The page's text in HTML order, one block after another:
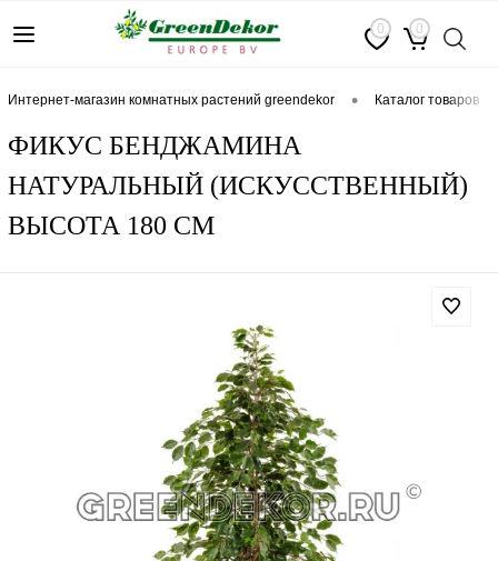
0 0
интернет-магазин комнатных растений greendekor • каталог товаров
ФИКУС БЕНДЖАМИНА
НАТУРАЛЬНЫЙ (ИСКУССТВЕННЫЙ)
ВЫСОТА 180 СМ